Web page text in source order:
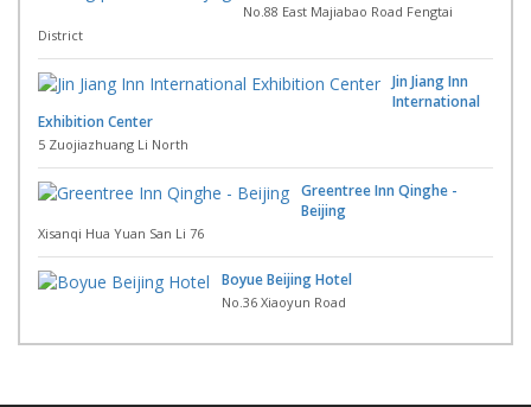
No.88 East Majiabao Road Fengtai
District
Jin Jiang Inn
International
Exhibition Center
5 Zuojiazhuang Li North
Greentree Inn Qinghe -
Beijing
Xisanqi Hua Yuan San Li 76
Boyue Beijing Hotel
No.36 Xiaoyun Road